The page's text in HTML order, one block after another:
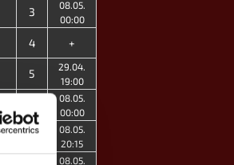
3
08.05.
00:00
4 +
5
29.04.
19:00
08.05.
00:00
11
08.05.
20:15
08.05.